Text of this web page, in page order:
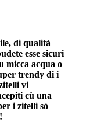
di qualità
esse sicuri
micca acqua o
trendy di i
vi
cù una
i zitelli sò